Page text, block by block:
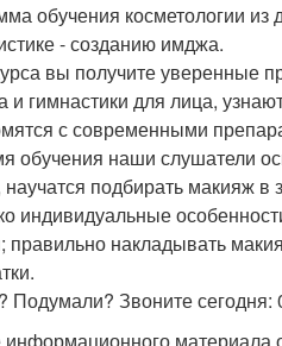
обучения косметологии из
- созданию имджа.
вы получите уверенные
и гимнастики для лица,
с современными
обучения наши слушатели
научатся подбирать макияж
индивидуальные
накладывать
Подумали? Звоните